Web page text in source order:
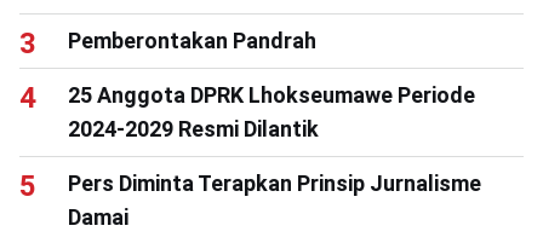
Pemberontakan Pandrah
25 Anggota DPRK Lhokseumawe Periode
2024-2029 Resmi Dilantik
Pers Diminta Terapkan Prinsip Jurnalisme
Damai